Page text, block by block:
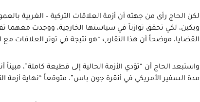
لكن الحاج رأى من جهته أن أزمة العلاقات التركية – الغربية
وبكين، لكي تحقق توازناً في سياستها الخارجية، ووجدت معهما
القضايا، موضحاً أن هذا التقارب “هو نتيجة في توتر العلاقات
واستبعد الحاج أن “تؤدي الأزمة الحالية إلى قطيعة كاملة”، مبيناً
مدة السفير الأمريكي في أنقرة جون باس”، متوقعاً “نهاية أزمة